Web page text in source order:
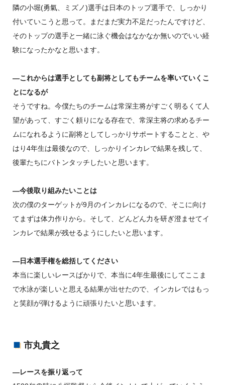
隣の小堀(勇氣、ミズノ)選手は日本のトップ選手で、しっかり
付いていこうと思って。まだまだ実力不足だったんですけど、
そのトップの選手と一緒に泳ぐ機会はなかなか無いのでいい経
験になったかなと思います。
―これからは選手としても副将としてもチームを率いていくこ
とになるが
そうですね。今僕たちのチームは常深主将がすごく明るくて人
望があって、すごく頼りになる存在で、常深主将の求めるチー
ムになれるように副将としてしっかりサポートすることと、や
はり4年生は最後なので、しっかりインカレで結果を残して、
後輩たちにバトンタッチしたいと思います。
―今後取り組みたいことは
次の僕のターゲットが9月のインカレになるので、そこに向け
てまずは体力作りから。そして、どんどん力を研ぎ澄ませてイ
ンカレで結果が残せるようにしたいと思います。
―日本選手権を総括してください
本当に楽しいレースばかりで、本当に4年生最後にしてここま
で水泳が楽しいと思える結果が出せたので、インカレではもっ
と笑顔が弾けるように頑張りたいと思います。
市丸貴之
―レースを振り返って